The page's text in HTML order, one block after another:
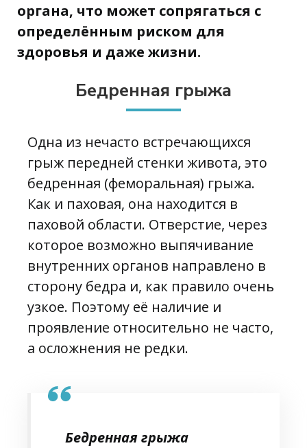
органа, что может сопрягаться с
определённым риском для
здоровья и даже жизни.
Бедренная грыжа
Одна из нечасто встречающихся
грыж передней стенки живота, это
бедренная (феморальная) грыжа.
Как и паховая, она находится в
паховой области. Отверстие, через
которое возможно выпячивание
внутренних органов направлено в
сторону бедра и, как правило очень
узкое. Поэтому её наличие и
проявление относительно не часто,
а осложнения не редки.
Бедренная грыжа